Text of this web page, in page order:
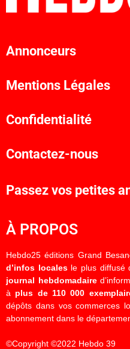
Annonceurs
Mentions Légales
Confidentialité
Contactez-nous
Passez vos petites
À PROPOS
Hebdo25 éditions Grand
d’infos localesle plus diffusé
journal hebdomadaire
à plus de 110 000
dépôts dans vos commerces
abonnement dans le
©Copyright ©2022 Hebdo 39